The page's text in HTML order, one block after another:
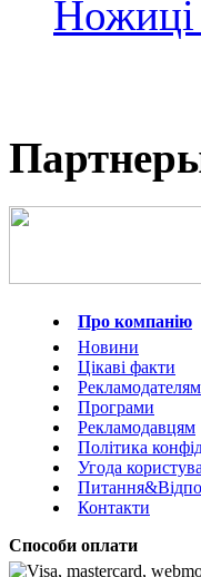
Ножиці
Про компанію
Новини
Цікаві факти
Рекламодателям
Програми
Рекламодавцям
Політика
Угода
Контакти
Способи оплати